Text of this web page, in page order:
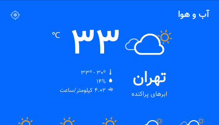
آب و هوا
تهران
ابرهای پراکنده
33
℃
33º - 30º
14%
4.02 کیلومتر/ساعت